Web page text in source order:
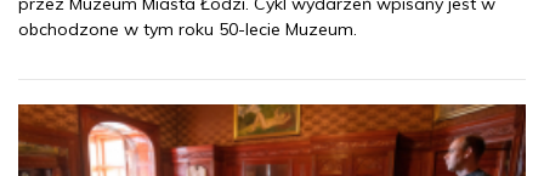
obchodzone w tym roku 50-lecie Muzeum.